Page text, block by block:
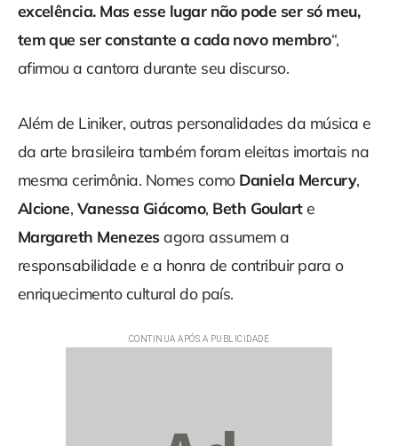
excelência. Mas esse lugar não pode ser só meu,
tem que ser constante a cada novo membro“,
afirmou a cantora durante seu discurso.
Além de Liniker, outras personalidades da música e
da arte brasileira também foram eleitas imortais na
mesma cerimônia. Nomes comoDaniela Mercury,
Alcione, Vanessa Giácomo, Beth Goularte
Margareth Menezes agora assumem a
responsabilidade e a honra de contribuir para o
enriquecimento cultural do país.